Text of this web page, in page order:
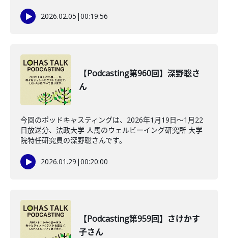
2026.02.05 |00:19:56
【Podcasting第960回】深野聡さ
ん
今回のポッドキャスティングは、2026年1月19日〜1月22
日放送分、法政大学 人馬のウェルビーイング研究所 大学
院特任研究員の深野聡さんです。
2026.01.29 |00:20:00
【Podcasting第959回】さけかす
子さん